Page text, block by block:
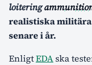
loitering
realistiska
senare i år.
EnligtEDA ska